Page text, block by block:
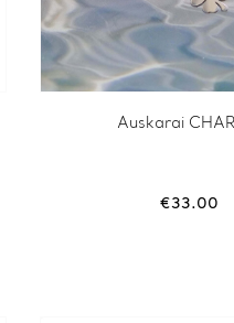
Auskarai
€33.00